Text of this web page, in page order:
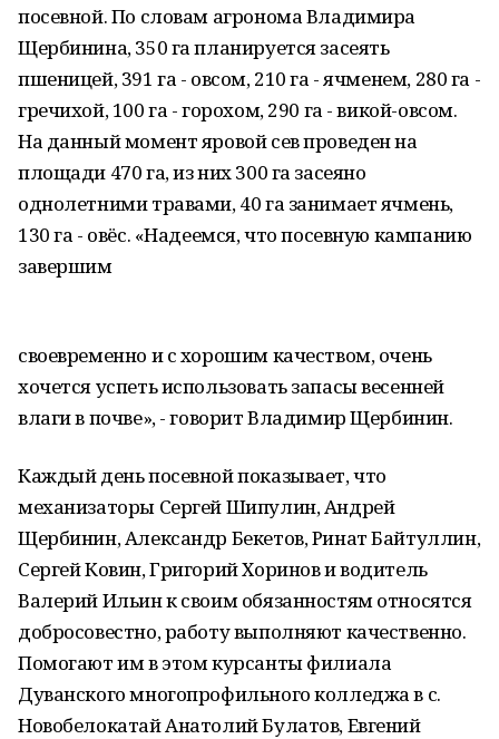
посевной. По словам агронома Владимира
Щербинина, 350 га планируется засеять
пшеницей, 391 га - овсом, 210 га - ячменем, 280 га -
гречихой, 100 га - горохом, 290 га - викой-овсом.
На данный момент яровой сев проведен на
площади 470 га, из них 300 га засеяно
однолетними травами, 40 га занимает ячмень,
130 га - овёс. «Надеемся, что посевную кампанию
завершим
своевременно и с хорошим качеством, очень
хочется успеть использовать запасы весенней
влаги в почве», - говорит Владимир Щербинин.
Каждый день посевной показывает, что
механизаторы Сергей Шипулин, Андрей
Щербинин, Александр Бекетов, Ринат Байтуллин,
Сергей Ковин, Григорий Хоринов и водитель
Валерий Ильин к своим обязанностям относятся
добросовестно, работу выполняют качественно.
Помогают им в этом курсанты филиала
Дуванского многопрофильного колледжа в с.
Новобелокатай Анатолий Булатов, Евгений